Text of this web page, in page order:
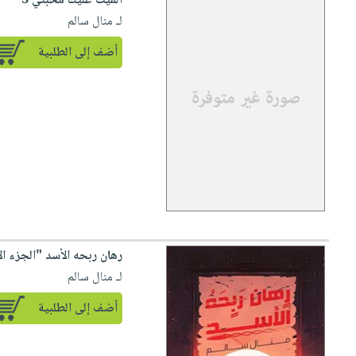
لـ منال سالم
أضف إلى الطلبية
رهان ربحه الأسد "الجزء
لـ منال سالم
أضف إلى الطلبية